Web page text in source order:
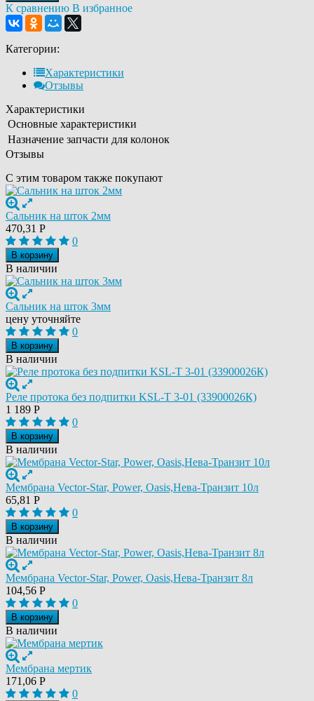
К сравнению В избранное
Категории:
Характеристики
Отзывы
Характеристики
Основные характеристики
Назначение запчасти для колонок
Отзывы
С этим товаром также покупают
Сальник на шток 2мм
470,31 Р
0
В корзину
В наличии
Сальник на шток 3мм
цену уточняйте
0
В корзину
В наличии
Реле протока без подпитки KSL-T 3-01 (33900026К)
1 189 Р
0
В корзину
В наличии
Мембрана Vector-Star, Power, Oasis,Нева-Транзит 10л
65,81 Р
0
В корзину
В наличии
Мембрана Vector-Star, Power, Oasis,Нева-Транзит 8л
104,56 Р
0
В корзину
В наличии
Мембрана мертик
171,06 Р
0